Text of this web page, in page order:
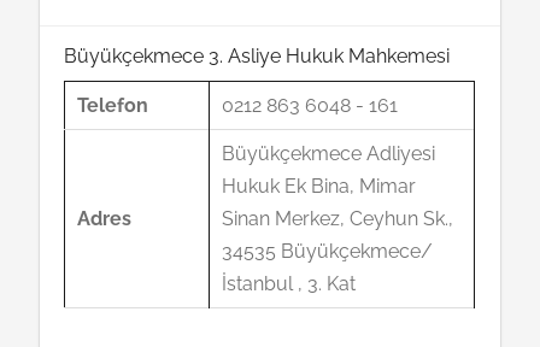
Büyükçekmece 3. Asliye Hukuk Mahkemesi
Telefon 0212 863 6048 - 161
Adres
Büyükçekmece Adliyesi
Hukuk Ek Bina, Mimar
Sinan Merkez, Ceyhun Sk.,
34535 Büyükçekmece/
İstanbul , 3. Kat